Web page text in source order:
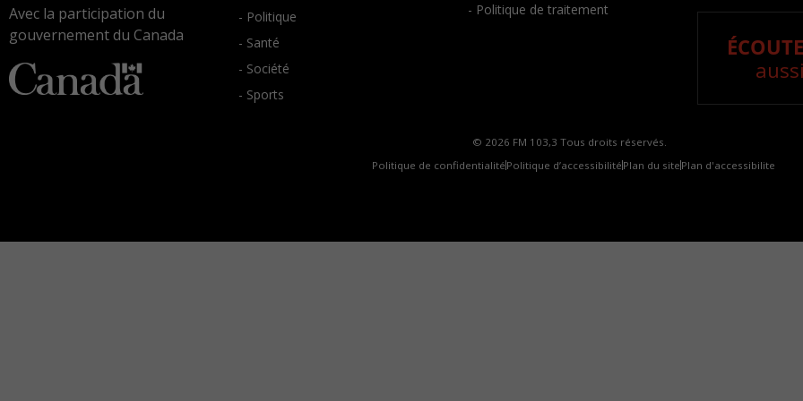
Avec la participation du
gouvernement du Canada
- Politique
- Santé
- Société
- Sports
- Politique de traitement
© 2026 FM 103,3 Tous droits réservés.
Politique de confidentialité Politique d’accessibilité Plan du site Plan d'accessibilite